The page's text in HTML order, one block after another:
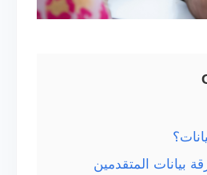
بيانات المتقدمين